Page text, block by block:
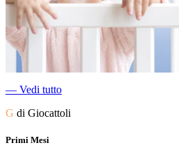
― Vedi tutto
G di Giocattoli
Primi Mesi